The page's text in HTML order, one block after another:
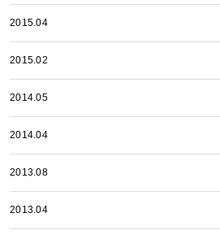
2015.04
2015.02
2014.05
2014.04
2013.08
2013.04